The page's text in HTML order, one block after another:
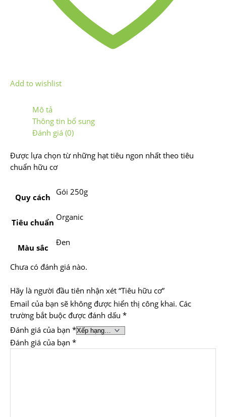
Add to wishlist
Mô tả
Thông tin bổ sung
Đánh giá (0)
Được lựa chọn từ những hạt tiêu ngon nhất theo tiêu
chuẩn hữu cơ
Quy cách
Gói 250g
Tiêu chuẩn
Organic
Màu sắc
Đen
Chưa có đánh giá nào.
Hãy là người đầu tiên nhận xét “Tiêu hữu cơ”
Email của bạn sẽ không được hiển thị công khai. Các
trường bắt buộc được đánh dấu *
Đánh giá của bạn *
Đánh giá của bạn *